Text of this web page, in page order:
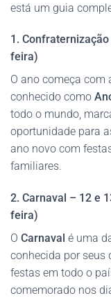
está um guia
1.
feira)
O ano começa com
conhecido como
todo o mundo,
oportunidade para
ano novo com
familiares.
2. Carnaval – 12 e
feira)
O Carnaval é uma
conhecida por seus
festas em todo o
comemorado nos